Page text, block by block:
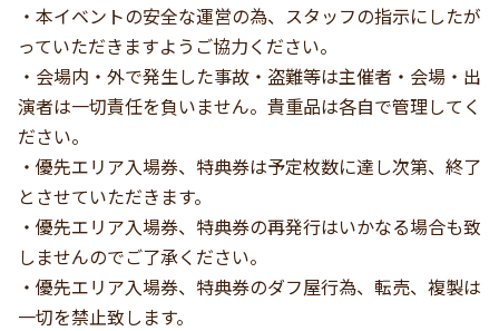
・本イベントの安全な運営の為、スタッフの指示にしたが
っていただきますようご協力ください。
・会場内・外で発生した事故・盗難等は主催者・会場・出
演者は一切責任を負いません。貴重品は各自で管理してく
ださい。
・優先エリア入場券、特典券は予定枚数に達し次第、終了
とさせていただきます。
・優先エリア入場券、特典券の再発行はいかなる場合も致
しませんのでご了承ください。
・優先エリア入場券、特典券のダフ屋行為、転売、複製は
一切を禁止致します。